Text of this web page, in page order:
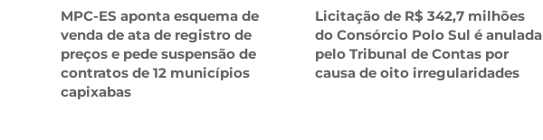
MPC-ES aponta esquema de
venda de ata de registro de
preços e pede suspensão de
contratos de 12 municípios
capixabas
Licitação de R$ 342,7 milhões
do Consórcio Polo Sul é anulada
pelo Tribunal de Contas por
causa de oito irregularidades